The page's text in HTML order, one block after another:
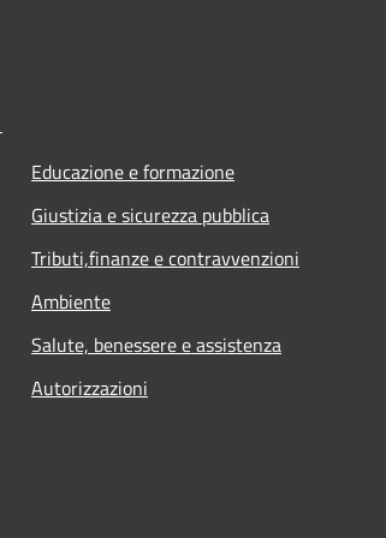
Educazione e formazione
Giustizia e sicurezza pubblica
Tributi,finanze e contravvenzioni
Ambiente
Salute, benessere e assistenza
Autorizzazioni